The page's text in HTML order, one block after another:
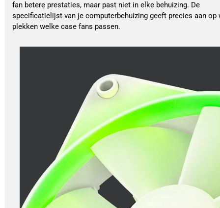
fan betere prestaties, maar past niet in elke behuizing. De
specificatielijst van je computerbehuizing geeft precies aan op
plekken welke case fans passen.